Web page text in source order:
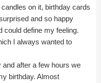
on it, birthday cards
and so happy
could define my feeling.
I always wanted to
after a few hours we
birthday. Almost